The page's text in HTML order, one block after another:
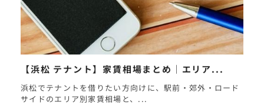
【浜松 テナント】家賃相場まとめ｜エリア...
浜松でテナントを借りたい方向けに、駅前・郊外・ロード
サイドのエリア別家賃相場と、...